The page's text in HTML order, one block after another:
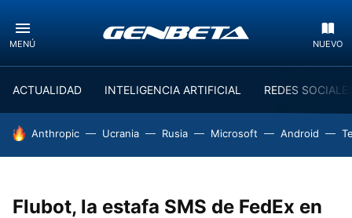
MENÚ NUEVO
ACTUALIDAD INTELIGENCIA ARTIFICIAL REDES
HOY SE HABLA DE
Anthropic Ucrania Rusia Microsoft Android
Flubot, la estafa SMS de FedEx en